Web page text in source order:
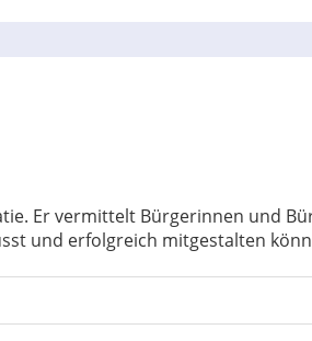
Er vermittelt Bürgerinnen und
und erfolgreich mitgestalten